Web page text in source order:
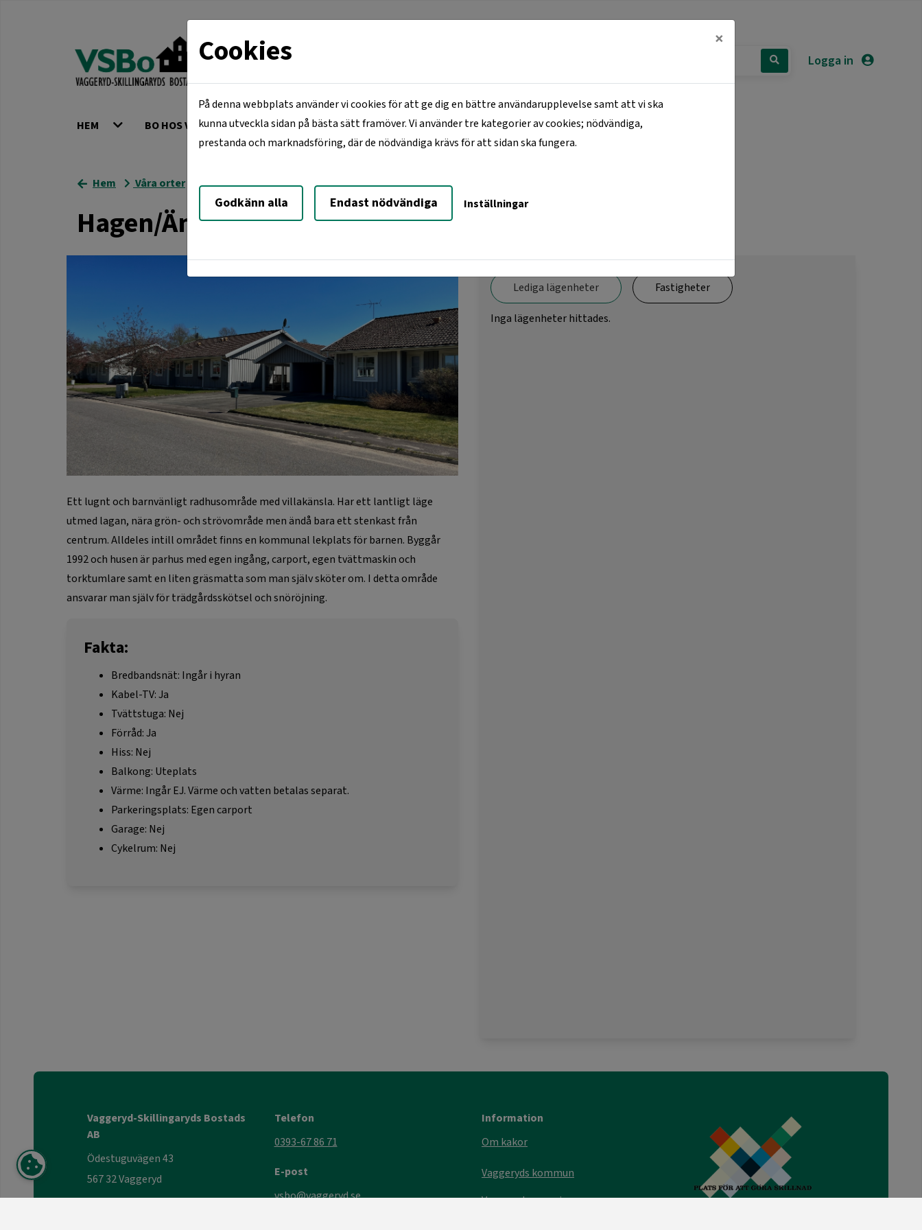
Logga in
HEM BO HOS VSBO VÅRA ORTER LEDIGT JUST NU MINA SIDOR KONTAKTA OSS
Hem Våra orter Vaggeryd Hagen/Ängen, Östermovägen 6-24
Hagen/Ängen, Östermovägen 6-24
Ett lugnt och barnvänligt radhusområde med villakänsla. Har ett lantligt läge
utmed lagan, nära grön- och strövområde men ändå bara ett stenkast från
centrum. Alldeles intill området finns en kommunal lekplats för barnen. Byggår
1992 och husen är parhus med egen ingång, carport, egen tvättmaskin och
torktumlare samt en liten gräsmatta som man själv sköter om. I detta område
ansvarar man själv för trädgårdsskötsel och snöröjning.
Fakta:
Bredbandsnät: Ingår i hyran
Kabel-TV: Ja
Tvättstuga: Nej
Förråd: Ja
Hiss: Nej
Balkong: Uteplats
Värme: Ingår EJ. Värme och vatten betalas separat.
Parkeringsplats: Egen carport
Garage: Nej
Cykelrum: Nej
Lediga lägenheter Fastigheter
Inga lägenheter hittades.
Vaggeryd-Skillingaryds Bostads
AB
Ödestuguvägen 43
567 32 Vaggeryd
Telefon
0393-67 86 71
E-post
vsbo@vaggeryd.se
Information
Om kakor
Vaggeryds kommun
Vaggeryds energi
Cookies ×
På denna webbplats använder vi cookies för att ge dig en bättre användarupplevelse samt att vi ska
kunna utveckla sidan på bästa sätt framöver. Vi använder tre kategorier av cookies; nödvändiga,
prestanda och marknadsföring, där de nödvändiga krävs för att sidan ska fungera.
Godkänn alla Endast nödvändiga Inställningar